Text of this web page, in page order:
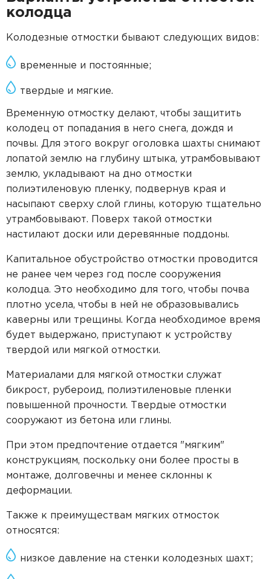
колодца
Колодезные отмостки бывают следующих видов:
временные и постоянные;
твердые и мягкие.
Временную отмостку делают, чтобы защитить
колодец от попадания в него снега, дождя и
почвы. Для этого вокруг оголовка шахты снимают
лопатой землю на глубину штыка, утрамбовывают
землю, укладывают на дно отмостки
полиэтиленовую пленку, подвернув края и
насыпают сверху слой глины, которую тщательно
утрамбовывают. Поверх такой отмостки
настилают доски или деревянные поддоны.
Капитальное обустройство отмостки проводится
не ранее чем через год после сооружения
колодца. Это необходимо для того, чтобы почва
плотно усела, чтобы в ней не образовывались
каверны или трещины. Когда необходимое время
будет выдержано, приступают к устройству
твердой или мягкой отмостки.
Материалами для мягкой отмостки служат
бикрост, рубероид, полиэтиленовые пленки
повышенной прочности. Твердые отмостки
сооружают из бетона или глины.
При этом предпочтение отдается "мягким"
конструкциям, поскольку они более просты в
монтаже, долговечны и менее склонны к
деформации.
Также к преимуществам мягких отмосток
относятся:
низкое давление на стенки колодезных шахт;